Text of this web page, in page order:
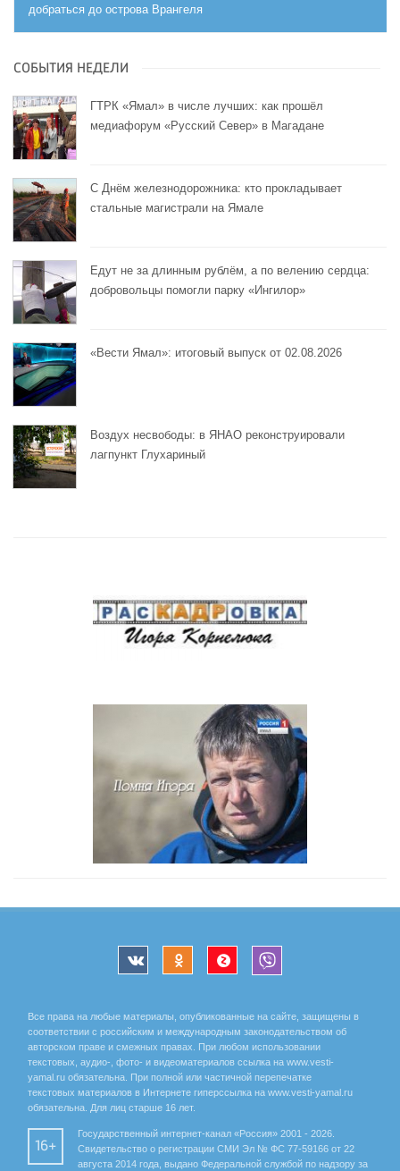
добраться до острова Врангеля
СОБЫТИЯ НЕДЕЛИ
ГТРК «Ямал» в числе лучших: как прошёл
медиафорум «Русский Север» в Магадане
С Днём железнодорожника: кто прокладывает
стальные магистрали на Ямале
Едут не за длинным рублём, а по велению сердца:
добровольцы помогли парку «Ингилор»
«Вести Ямал»: итоговый выпуск от 02.08.2026
Воздух несвободы: в ЯНАО реконструировали
лагпункт Глухариный
Все права на любые материалы, опубликованные на сайте, защищены в
соответствии с российским и международным законодательством об
авторском праве и смежных правах. При любом использовании
текстовых, аудио-, фото- и видеоматериалов ссылка на www.vesti-
yamal.ru обязательна. При полной или частичной перепечатке
текстовых материалов в Интернете гиперссылка на www.vesti-yamal.ru
обязательна. Для лиц старше 16 лет.
16+
Государственный интернет-канал «Россия» 2001 - 2026.
Свидетельство о регистрации СМИ Эл № ФС 77-59166 от 22
августа 2014 года, выдано Федеральной службой по надзору за